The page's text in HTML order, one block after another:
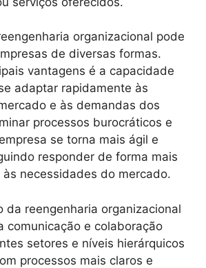
organizacional pode
de diversas formas.
vantagens é a capacidade
adaptar rapidamente às
e às demandas dos
processos burocráticos e
se torna mais ágil e
responder de forma mais
necessidades do mercado.
da reengenharia organizacional
comunicação e colaboração
setores e níveis hierárquicos
processos mais claros e